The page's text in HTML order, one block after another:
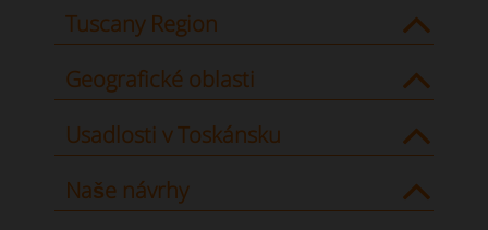
Tuscany Region
Geografické oblasti
Usadlosti v Toskánsku
Naše návrhy